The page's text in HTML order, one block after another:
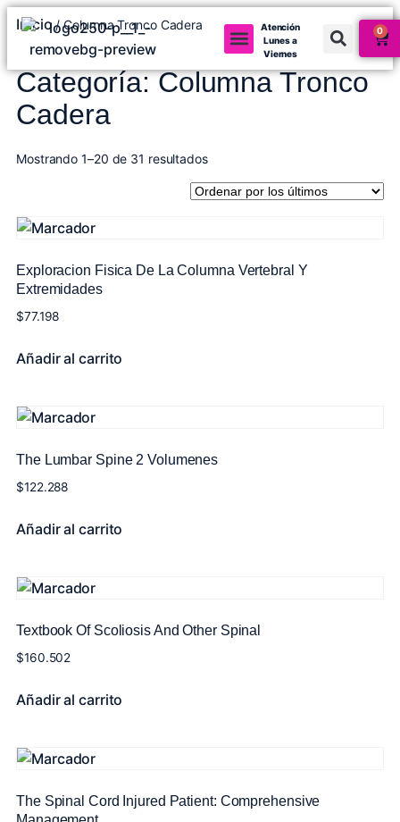
Atención
Lunes a
Viernes
0
Inicio/ Columna Tronco Cadera
Categoría: Columna Tronco
Cadera
Mostrando 1–20 de 31 resultados
Exploracion Fisica De La Columna Vertebral Y
Extremidades
$77.198
Añadir al carrito
The Lumbar Spine 2 Volumenes
$122.288
Añadir al carrito
Textbook Of Scoliosis And Other Spinal
$160.502
Añadir al carrito
The Spinal Cord Injured Patient: Comprehensive